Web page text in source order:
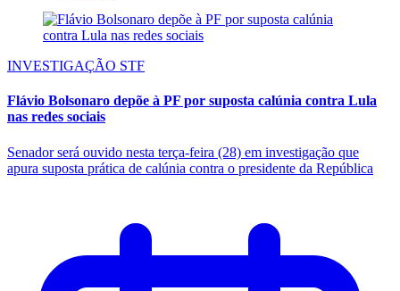
INVESTIGAÇÃO STF
Flávio Bolsonaro depõe à PF por suposta calúnia contra Lula
nas redes sociais
Senador será ouvido nesta terça-feira (28) em investigação que
apura suposta prática de calúnia contra o presidente da República